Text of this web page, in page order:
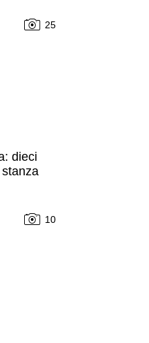
25
dieci
stanza
10